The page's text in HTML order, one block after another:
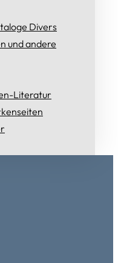
Divers
und andere
Literatur